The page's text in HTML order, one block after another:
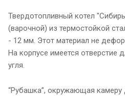
Твердотопливный котел
(варочной) из термостойкой
- 12 мм. Этот материал не
На корпусе имеется отверстие
угля.
“Рубашка”, окружающая камеру